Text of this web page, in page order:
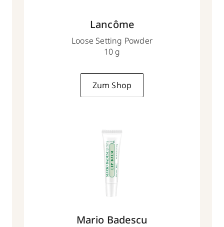
Lancôme
Loose Setting Powder
10 g
Zum Shop
Mario Badescu